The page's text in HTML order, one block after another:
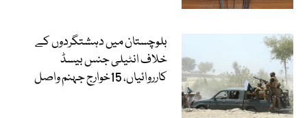
بلوچستان میں دہشتگردوں کے
خلاف انٹیلی جنس بیسڈ
کارروائیاں، 15خوارج جہنم واصل